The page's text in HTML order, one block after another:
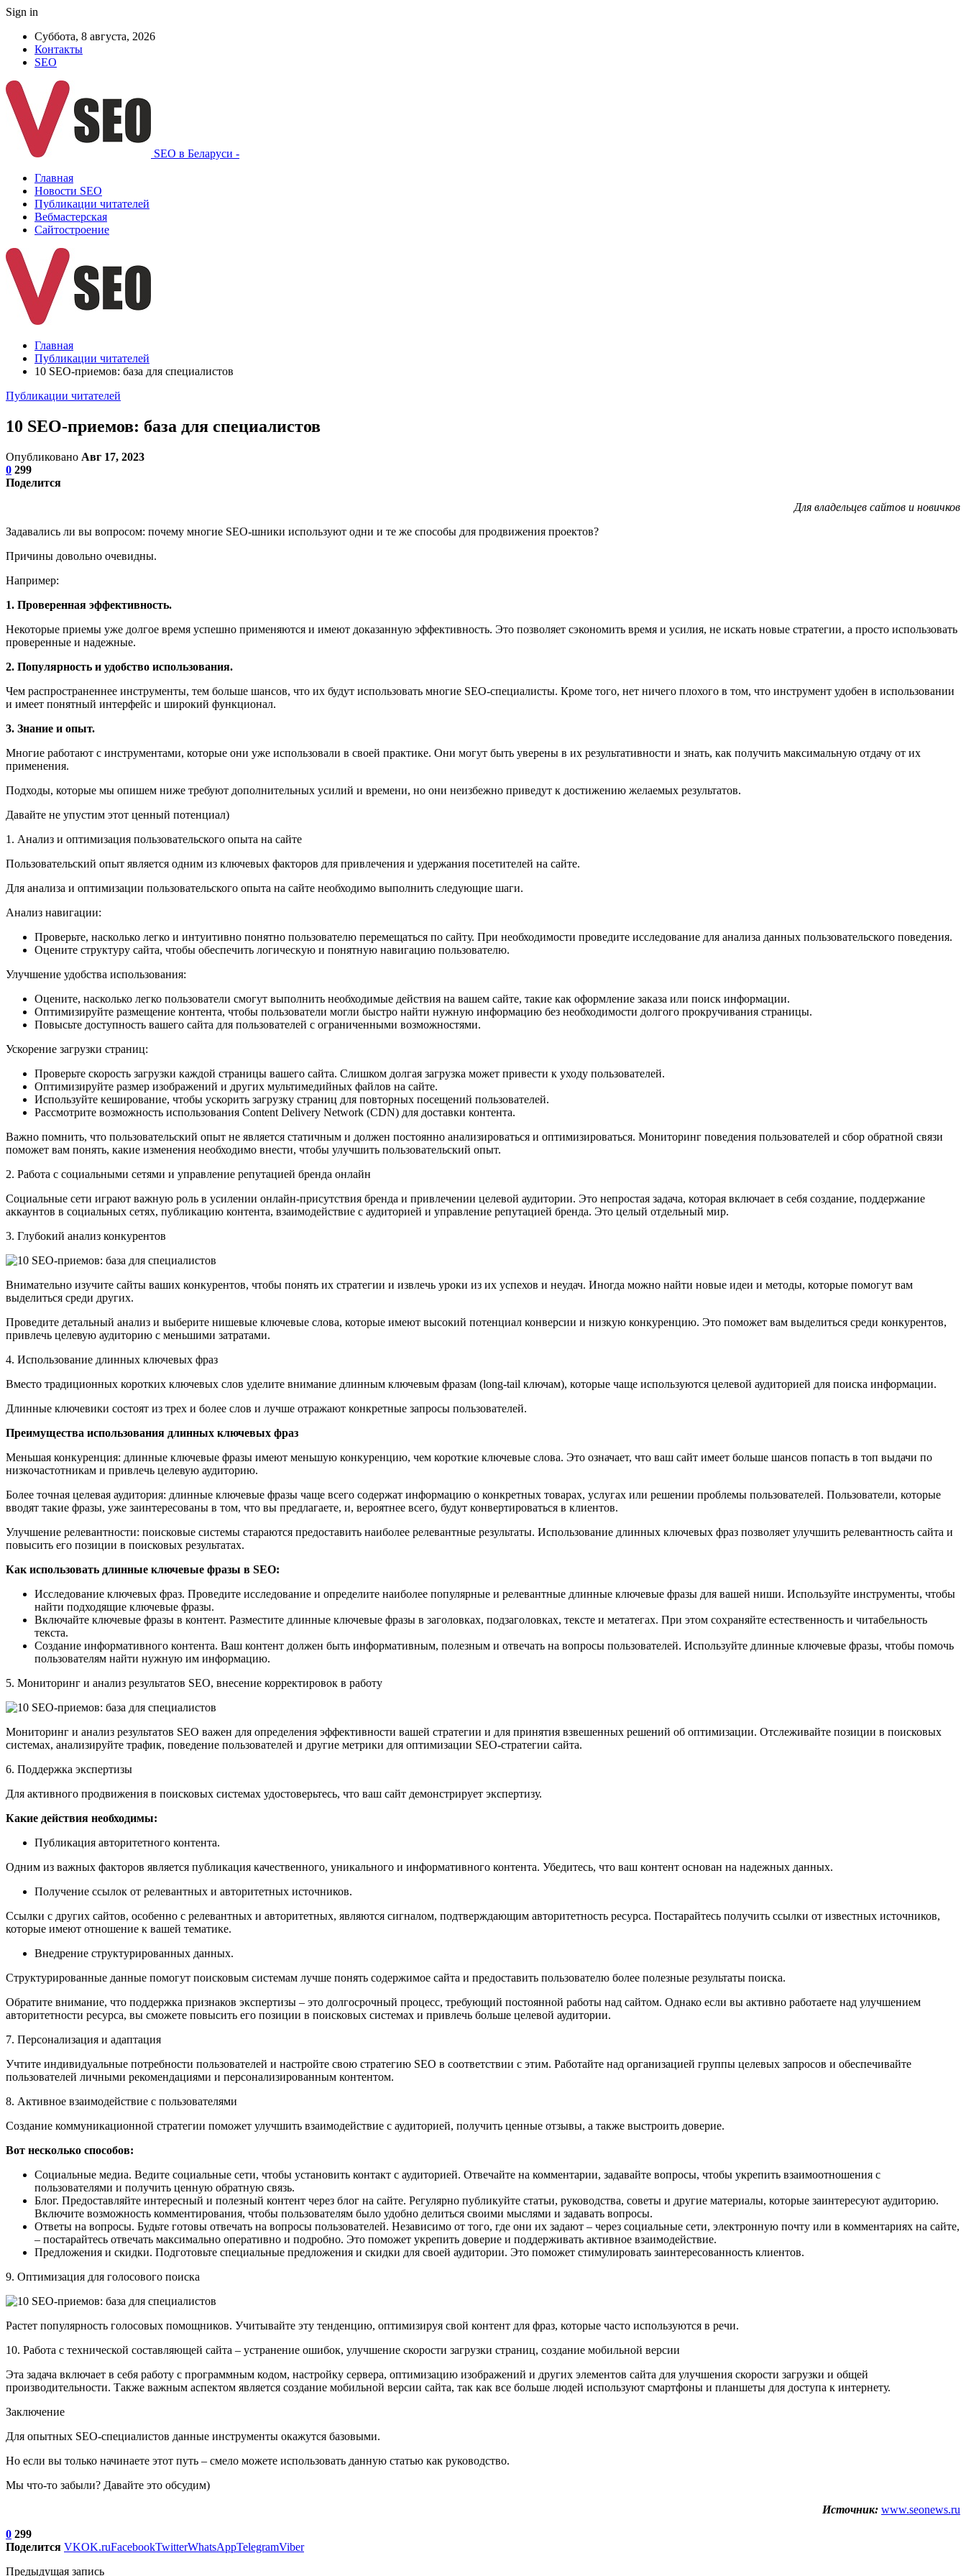
Sign in
Суббота, 8 августа, 2026
Контакты
SEO
SEO в Беларуси -
Главная
Новости SEO
Публикации читателей
Вебмастерская
Сайтостроение
Главная
Публикации читателей
10 SEO-приемов: база для специалистов
Публикации читателей
10 SEO-приемов: база для специалистов
Опубликовано Авг 17, 2023
0 299
Поделится
Для владельцев сайтов и новичков
Задавались ли вы вопросом: почему многие SEO-шники используют одни и те же способы для продвижения проектов?
Причины довольно очевидны.
Например:
1. Проверенная эффективность.
Некоторые приемы уже долгое время успешно применяются и имеют доказанную эффективность. Это позволяет сэкономить время и усилия, не искать новые стратегии, а просто использовать
проверенные и надежные.
2. Популярность и удобство использования.
Чем распространеннее инструменты, тем больше шансов, что их будут использовать многие SEO-специалисты. Кроме того, нет ничего плохого в том, что инструмент удобен в использовании
и имеет понятный интерфейс и широкий функционал.
3. Знание и опыт.
Многие работают с инструментами, которые они уже использовали в своей практике. Они могут быть уверены в их результативности и знать, как получить максимальную отдачу от их
применения.
Подходы, которые мы опишем ниже требуют дополнительных усилий и времени, но они неизбежно приведут к достижению желаемых результатов.
Давайте не упустим этот ценный потенциал)
1. Анализ и оптимизация пользовательского опыта на сайте
Пользовательский опыт является одним из ключевых факторов для привлечения и удержания посетителей на сайте.
Для анализа и оптимизации пользовательского опыта на сайте необходимо выполнить следующие шаги.
Анализ навигации:
Проверьте, насколько легко и интуитивно понятно пользователю перемещаться по сайту. При необходимости проведите исследование для анализа данных пользовательского поведения.
Оцените структуру сайта, чтобы обеспечить логическую и понятную навигацию пользователю.
Улучшение удобства использования:
Оцените, насколько легко пользователи смогут выполнить необходимые действия на вашем сайте, такие как оформление заказа или поиск информации.
Оптимизируйте размещение контента, чтобы пользователи могли быстро найти нужную информацию без необходимости долгого прокручивания страницы.
Повысьте доступность вашего сайта для пользователей с ограниченными возможностями.
Ускорение загрузки страниц:
Проверьте скорость загрузки каждой страницы вашего сайта. Слишком долгая загрузка может привести к уходу пользователей.
Оптимизируйте размер изображений и других мультимедийных файлов на сайте.
Используйте кеширование, чтобы ускорить загрузку страниц для повторных посещений пользователей.
Рассмотрите возможность использования Content Delivery Network (CDN) для доставки контента.
Важно помнить, что пользовательский опыт не является статичным и должен постоянно анализироваться и оптимизироваться. Мониторинг поведения пользователей и сбор обратной связи
поможет вам понять, какие изменения необходимо внести, чтобы улучшить пользовательский опыт.
2. Работа с социальными сетями и управление репутацией бренда онлайн
Социальные сети играют важную роль в усилении онлайн-присутствия бренда и привлечении целевой аудитории. Это непростая задача, которая включает в себя создание, поддержание
аккаунтов в социальных сетях, публикацию контента, взаимодействие с аудиторией и управление репутацией бренда. Это целый отдельный мир.
3. Глубокий анализ конкурентов
Внимательно изучите сайты ваших конкурентов, чтобы понять их стратегии и извлечь уроки из их успехов и неудач. Иногда можно найти новые идеи и методы, которые помогут вам
выделиться среди других.
Проведите детальный анализ и выберите нишевые ключевые слова, которые имеют высокий потенциал конверсии и низкую конкуренцию. Это поможет вам выделиться среди конкурентов,
привлечь целевую аудиторию с меньшими затратами.
4. Использование длинных ключевых фраз
Вместо традиционных коротких ключевых слов уделите внимание длинным ключевым фразам (long-tail ключам), которые чаще используются целевой аудиторией для поиска информации.
Длинные ключевики состоят из трех и более слов и лучше отражают конкретные запросы пользователей.
Преимущества использования длинных ключевых фраз
Меньшая конкуренция: длинные ключевые фразы имеют меньшую конкуренцию, чем короткие ключевые слова. Это означает, что ваш сайт имеет больше шансов попасть в топ выдачи по
низкочастотникам и привлечь целевую аудиторию.
Более точная целевая аудитория: длинные ключевые фразы чаще всего содержат информацию о конкретных товарах, услугах или решении проблемы пользователей. Пользователи, которые
вводят такие фразы, уже заинтересованы в том, что вы предлагаете, и, вероятнее всего, будут конвертироваться в клиентов.
Улучшение релевантности: поисковые системы стараются предоставить наиболее релевантные результаты. Использование длинных ключевых фраз позволяет улучшить релевантность сайта и
повысить его позиции в поисковых результатах.
Как использовать длинные ключевые фразы в SEO:
Исследование ключевых фраз. Проведите исследование и определите наиболее популярные и релевантные длинные ключевые фразы для вашей ниши. Используйте инструменты, чтобы
найти подходящие ключевые фразы.
Включайте ключевые фразы в контент. Разместите длинные ключевые фразы в заголовках, подзаголовках, тексте и метатегах. При этом сохраняйте естественность и читабельность
текста.
Создание информативного контента. Ваш контент должен быть информативным, полезным и отвечать на вопросы пользователей. Используйте длинные ключевые фразы, чтобы помочь
пользователям найти нужную им информацию.
5. Мониторинг и анализ результатов SEO, внесение корректировок в работу
Мониторинг и анализ результатов SEO важен для определения эффективности вашей стратегии и для принятия взвешенных решений об оптимизации. Отслеживайте позиции в поисковых
системах, анализируйте трафик, поведение пользователей и другие метрики для оптимизации SEO-стратегии сайта.
6. Поддержка экспертизы
Для активного продвижения в поисковых системах удостоверьтесь, что ваш сайт демонстрирует экспертизу.
Какие действия необходимы:
Публикация авторитетного контента.
Одним из важных факторов является публикация качественного, уникального и информативного контента. Убедитесь, что ваш контент основан на надежных данных.
Получение ссылок от релевантных и авторитетных источников.
Ссылки с других сайтов, особенно с релевантных и авторитетных, являются сигналом, подтверждающим авторитетность ресурса. Постарайтесь получить ссылки от известных источников,
которые имеют отношение к вашей тематике.
Внедрение структурированных данных.
Структурированные данные помогут поисковым системам лучше понять содержимое сайта и предоставить пользователю более полезные результаты поиска.
Обратите внимание, что поддержка признаков экспертизы – это долгосрочный процесс, требующий постоянной работы над сайтом. Однако если вы активно работаете над улучшением
авторитетности ресурса, вы сможете повысить его позиции в поисковых системах и привлечь больше целевой аудитории.
7. Персонализация и адаптация
Учтите индивидуальные потребности пользователей и настройте свою стратегию SEO в соответствии с этим. Работайте над организацией группы целевых запросов и обеспечивайте
пользователей личными рекомендациями и персонализированным контентом.
8. Активное взаимодействие с пользователями
Создание коммуникационной стратегии поможет улучшить взаимодействие с аудиторией, получить ценные отзывы, а также выстроить доверие.
Вот несколько способов:
Социальные медиа. Ведите социальные сети, чтобы установить контакт с аудиторией. Отвечайте на комментарии, задавайте вопросы, чтобы укрепить взаимоотношения с
пользователями и получить ценную обратную связь.
Блог. Предоставляйте интересный и полезный контент через блог на сайте. Регулярно публикуйте статьи, руководства, советы и другие материалы, которые заинтересуют аудиторию.
Включите возможность комментирования, чтобы пользователям было удобно делиться своими мыслями и задавать вопросы.
Ответы на вопросы. Будьте готовы отвечать на вопросы пользователей. Независимо от того, где они их задают – через социальные сети, электронную почту или в комментариях на сайте,
– постарайтесь отвечать максимально оперативно и подробно. Это поможет укрепить доверие и поддерживать активное взаимодействие.
Предложения и скидки. Подготовьте специальные предложения и скидки для своей аудитории. Это поможет стимулировать заинтересованность клиентов.
9. Оптимизация для голосового поиска
Растет популярность голосовых помощников. Учитывайте эту тенденцию, оптимизируя свой контент для фраз, которые часто используются в речи.
10. Работа с технической составляющей сайта – устранение ошибок, улучшение скорости загрузки страниц, создание мобильной версии
Эта задача включает в себя работу с программным кодом, настройку сервера, оптимизацию изображений и других элементов сайта для улучшения скорости загрузки и общей
производительности. Также важным аспектом является создание мобильной версии сайта, так как все больше людей используют смартфоны и планшеты для доступа к интернету.
Заключение
Для опытных SEO-специалистов данные инструменты окажутся базовыми.
Но если вы только начинаете этот путь – смело можете использовать данную статью как руководство.
Мы что-то забыли? Давайте это обсудим)
Источник: www.seonews.ru
0 299
Поделится VKOK.ruFacebookTwitterWhatsAppTelegramViber
Предыдущая запись